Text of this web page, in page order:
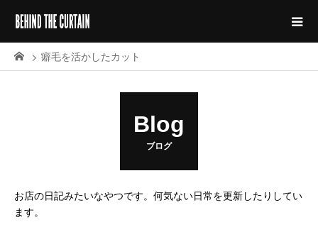
癖毛を活かしたカット
Blog
ブログ
お店の日記みたいなやつです。何気ない日常を更新したりしてい
ます。